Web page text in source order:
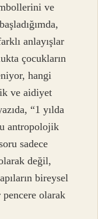
ve
anlayışlar
çocukların
hangi
ve aidiyet
“1 yılda
antropolojik
sadece
değil,
bireysel
olarak